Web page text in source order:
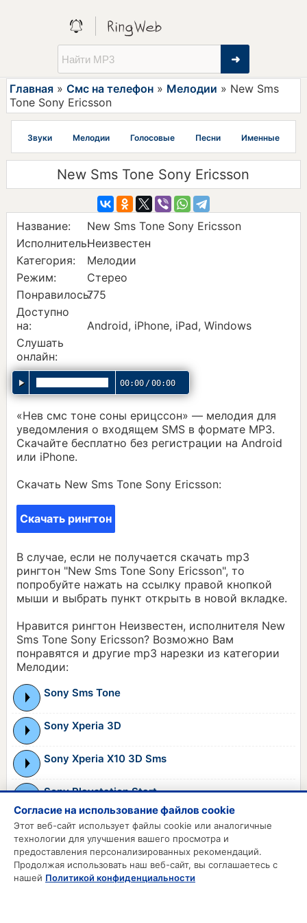
➜
Главная »Смс на телефон » Мелодии » New Sms
Tone Sony Ericsson
Звуки Мелодии Голосовые Песни Именные
New Sms Tone Sony Ericsson
Название:
New Sms Tone Sony Ericsson
Исполнитель:Неизвестен
Категория:
Мелодии
Режим:
Стерео
Понравилось:775
Доступно
на:
Android, iPhone, iPad, Windows
Слушать
онлайн:
00:00/00:00
«Нев смс тоне соны ерицссон» — мелодия для
уведомления о входящем SMS в формате MP3.
Скачайте бесплатно без регистрации на Android
или iPhone.
Скачать New Sms Tone Sony Ericsson:
Скачать рингтон
В случае, если не получается скачать mp3
рингтон "New Sms Tone Sony Ericsson", то
попробуйте нажать на ссылку правой кнопкой
мыши и выбрать пункт открыть в новой вкладке.
Нравится рингтон Неизвестен, исполнителя New
Sms Tone Sony Ericsson? Возможно Вам
понравятся и другие mp3 нарезки из категории
Мелодии:
Sony Sms Tone
Sony Xperia 3D
Sony Xperia X10 3D Sms
Sony Playstation Start
Sony Xperia Z Standart
MP3 РИНГТОНЫ
Согласие на использование файлов cookie
Этот веб-сайт использует файлы cookie или аналогичные
технологии для улучшения вашего просмотра и
предоставления персонализированных рекомендаций.
Продолжая использовать наш веб-сайт, вы соглашаетесь с
нашей Политикой конфиденциальности